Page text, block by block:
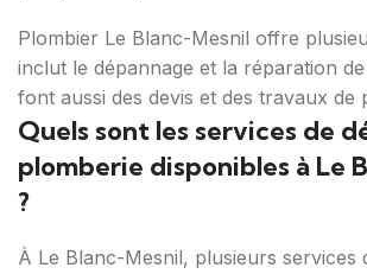
Plombier Le Blanc-Mesnil offre
inclut le dépannage et la réparation de
font aussi des devis et des travaux de
Quels sont les services de
plomberie disponibles à Le
?
À Le Blanc-Mesnil, plusieurs services